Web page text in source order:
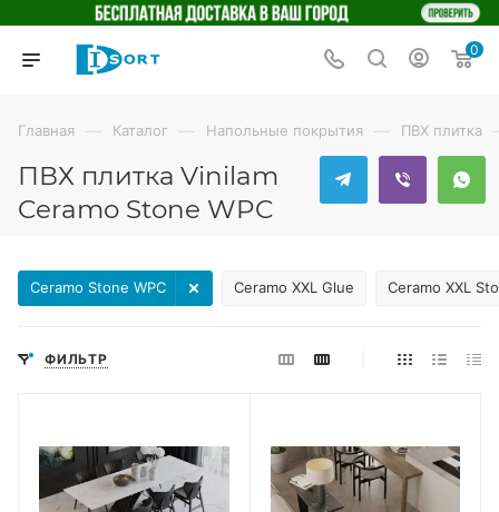
0
Главная — Каталог — Напольные покрытия — ПВХ плитка
ПВХ плитка Vinilam
Ceramo Stone WPC
Ceramo XXL Glue Ceramo XXL
Ceramo Stone WPC
ФИЛЬТР